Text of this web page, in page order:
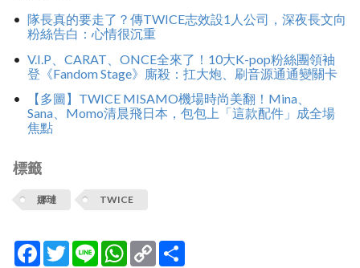
隊長真的要走了？傳TWICE志效設1人公司，深夜長文向
粉絲告白：心情很沉重
V.I.P、CARAT、ONCE全來了！10大K-pop粉絲團領袖
登《Fandom Stage》廝殺：扛大炮、刷音源通通變關卡
【多圖】TWICE MISAMO機場時尚美翻！Mina、
Sana、Momo清晨飛日本，包包上「這款配件」成全場
焦點
標籤
娜璉 TWICE
Facebook
TwitterLine WhatsApp
Copy
Link